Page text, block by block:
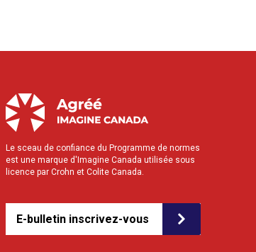
Le sceau de confiance du Programme de normes
est une marque d'Imagine Canada utilisée sous
licence par Crohn et Colite Canada.
E-bulletin inscrivez-vous